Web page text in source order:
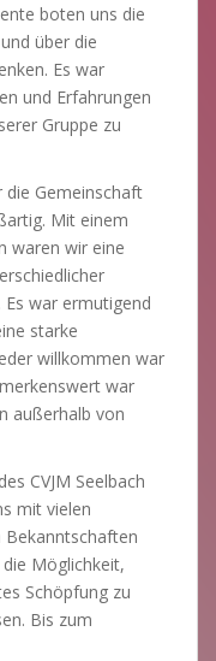
boten uns die
über die
Es war
und Erfahrungen
Gruppe zu
die Gemeinschaft
Mit einem
waren wir eine
war ermutigend
starke
willkommen war
war
außerhalb von
CVJM Seelbach
mit vielen
Bekanntschaften
Möglichkeit,
Schöpfung zu
Bis zum